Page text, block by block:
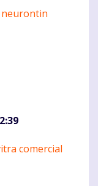
neurontin
comercial